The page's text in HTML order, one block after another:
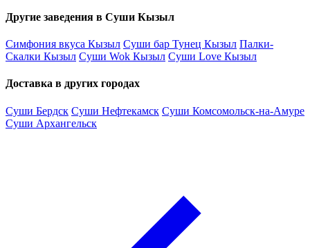
Другие заведения в Суши Кызыл
Симфония вкуса Кызыл Суши бар Тунец Кызыл Палки-
Скалки Кызыл Суши Wok Кызыл Суши Love Кызыл
Доставка в других городах
Суши Бердск Суши Нефтекамск Суши Комсомольск-на-Амуре
Суши Архангельск